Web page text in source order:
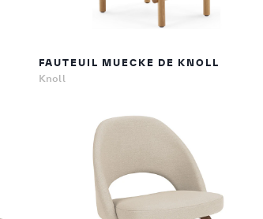
FAUTEUIL MUECKE DE KNOLL
Knoll